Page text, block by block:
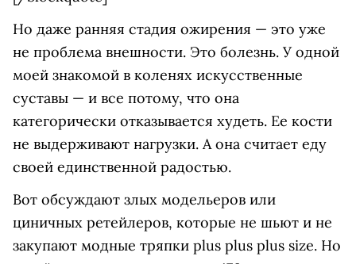
Но даже ранняя стадия ожирения — это уже
не проблема внешности. Это болезнь. У одной
моей знакомой в коленях искусственные
суставы — и все потому, что она
категорически отказывается худеть. Ее кости
не выдерживают нагрузки. А она считает еду
своей единственной радостью.
Вот обсуждают злых модельеров или
циничных ретейлеров, которые не шьют и не
закупают модные тряпки plus plus plus size. Но